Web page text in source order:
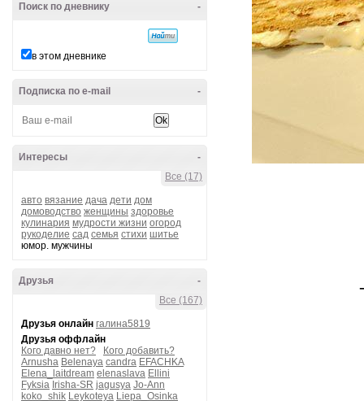
-
Поиск по дневнику
в этом дневнике
-
Подписка по e-mail
-
Интересы
Все (17)
авто вязание дача дети дом
домоводство женщины здоровье
кулинария мудрости жизни огород
рукоделие сад семья стихи шитье
юмор. мужчины
-
Друзья
Все (167)
Друзья онлайн галина5819
Друзья оффлайн
Кого давно нет?
Кого добавить?
Arnusha Belenaya candra EFACHKA
Elena_laitdream elenaslava Ellini
Fyksia Irisha-SR jagusya Jo-Ann
koko_shik Leykoteya Liepa_Osinka